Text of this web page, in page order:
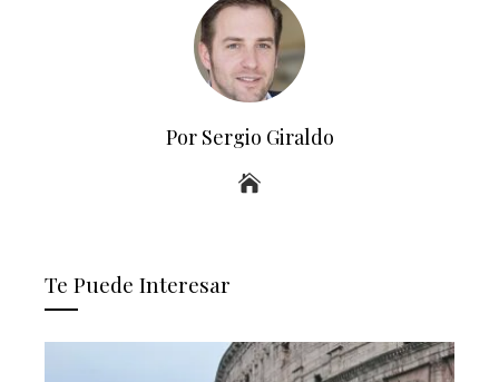
Por Sergio Giraldo
Te Puede Interesar